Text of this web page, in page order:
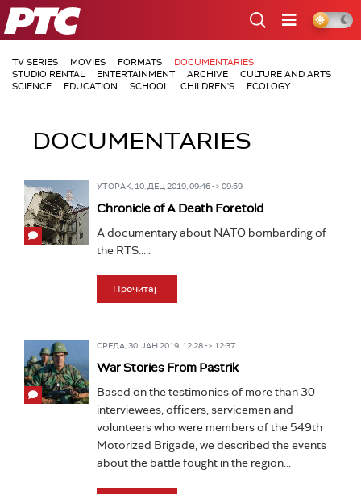
РТС
TV SERIES MOVIES FORMATS
DOCUMENTARIES
STUDIO RENTAL
ENTERTAINMENT ARCHIVE
CULTURE AND ARTS
SCIENCE
EDUCATION SCHOOL CHILDREN'S ECOLOGY
DOCUMENTARIES
УТОРАК, 10. ДЕЦ 2019, 09:46 -> 09:59
Chronicle of A Death Foretold
A documentary about NATO bombarding of
the RTS.....
Прочитај
СРЕДА, 30. ЈАН 2019, 12:28 -> 12:37
War Stories From Pastrik
Based on the testimonies of more than 30
interviewees, officers, servicemen and
volunteers who were members of the 549th
Motorized Brigade, we described the events
about the battle fought in the region...